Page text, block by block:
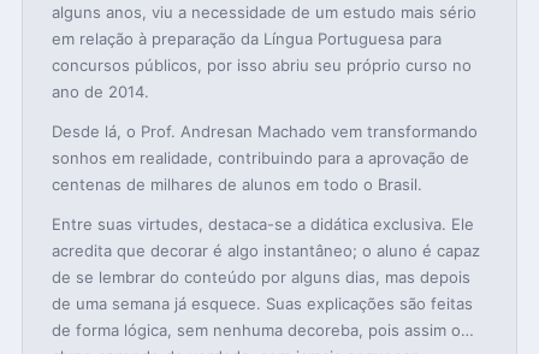
alguns anos, viu a necessidade de um estudo mais sério
em relação à preparação da Língua Portuguesa para
concursos públicos, por isso abriu seu próprio curso no
ano de 2014.
Desde lá, o Prof. Andresan Machado vem transformando
sonhos em realidade, contribuindo para a aprovação de
centenas de milhares de alunos em todo o Brasil.
Entre suas virtudes, destaca-se a didática exclusiva. Ele
acredita que decorar é algo instantâneo; o aluno é capaz
de se lembrar do conteúdo por alguns dias, mas depois
de uma semana já esquece. Suas explicações são feitas
de forma lógica, sem nenhuma decoreba, pois assim o